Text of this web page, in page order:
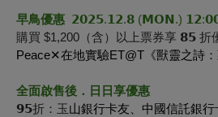
早鳥優惠 𝟮𝟬𝟮𝟱.𝟭𝟮.𝟴 (𝗠𝗢𝗡.)
購買 $1,200（含）以上票券享 𝟴𝟱 折
Peace✕在地實驗ET@T《獸靈之詩：
全面啟售後．日日享優惠
𝟵𝟱折：玉山銀行卡友、中國信託銀行